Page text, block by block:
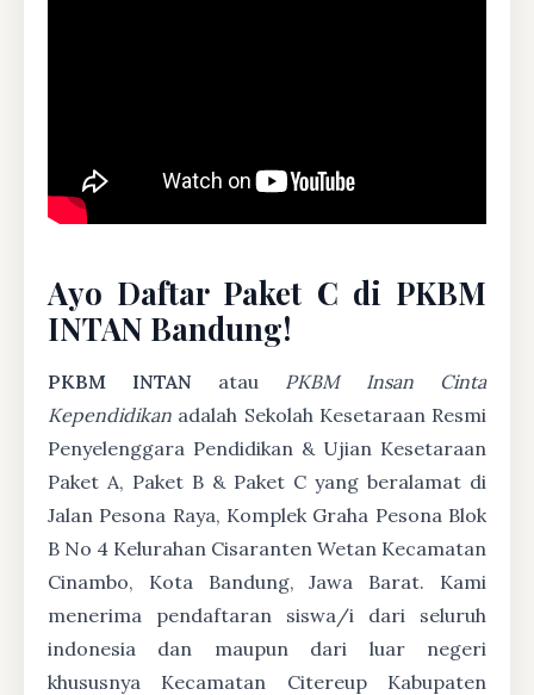
Ayo Daftar Paket C di PKBM
INTAN Bandung!
PKBM INTAN atau PKBM Insan Cinta
Kependidikan adalah Sekolah Kesetaraan Resmi
Penyelenggara Pendidikan & Ujian Kesetaraan
Paket A, Paket B & Paket C yang beralamat di
Jalan Pesona Raya, Komplek Graha Pesona Blok
B No 4 Kelurahan Cisaranten Wetan Kecamatan
Cinambo, Kota Bandung, Jawa Barat. Kami
menerima pendaftaran siswa/i dari seluruh
indonesia dan maupun dari luar negeri
khususnya Kecamatan Citereup Kabupaten